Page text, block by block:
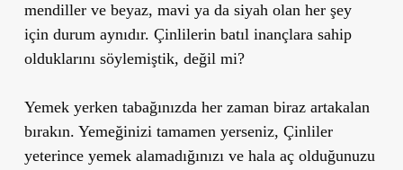
mendiller ve beyaz, mavi ya da siyah olan her şey
için durum aynıdır. Çinlilerin batıl inançlara sahip
olduklarını söylemiştik, değil mi?
Yemek yerken tabağınızda her zaman biraz artakalan
bırakın. Yemeğinizi tamamen yerseniz, Çinliler
yeterince yemek alamadığınızı ve hala aç olduğunuzu